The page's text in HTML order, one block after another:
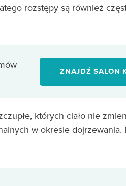
rozstępy są również
ZNAJDŹ SALON
których ciało nie
w okresie dojrzewania.